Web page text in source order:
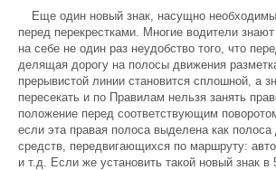
Еще один новый знак, насущно
перед перекрестками. Многие водители
на себе не один раз неудобство того, что
делящая дорогу на полосы движения
прерывистой линии становится сплошной, а
пересекать и по Правилам нельзя занять
положение перед соответствующим
если эта правая полоса выделена как полоса
средств, передвигающихся по маршруту:
и т.д. Если же установить такой новый знак в